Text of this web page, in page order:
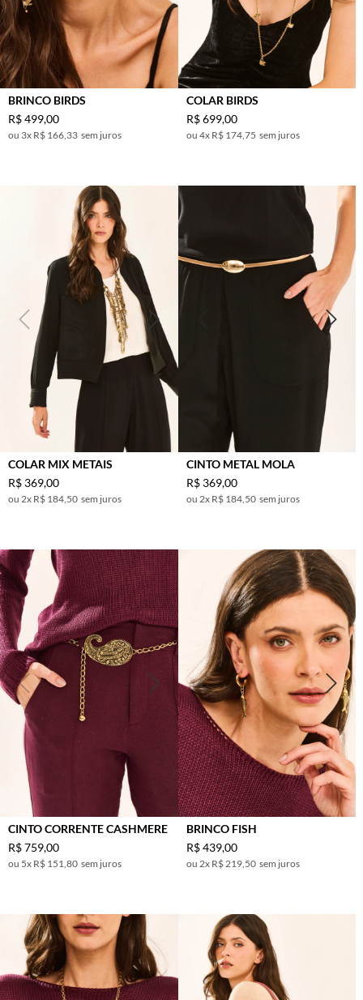
BRINCO BIRDS
R$499,00
3x R$ 166,33 sem juros
COLAR BIRDS
R$ 699,00
4x R$ 174,75 sem juros
COLAR MIX METAIS
R$ 369,00
2x R$ 184,50 sem juros
CINTO METAL MOLA
R$ 369,00
2x R$ 184,50 sem juros
CINTO CORRENTE CASHMERE
R$759,00
5x R$ 151,80 sem juros
BRINCO FISH
R$ 439,00
2x R$ 219,50 sem juros